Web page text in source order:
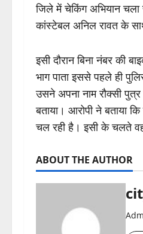
जिले में चेकिंग अभियान चला
कांस्टेबल अनिल रावत के
इसी दौरान बिना नंबर की
भाग पाता इससे पहले ही
उसने अपना नाम रौक्सी पुत्र
बताया। आरोपी ने बताया
चल रही है। इसी के चलते
ABOUT THE AUTHOR